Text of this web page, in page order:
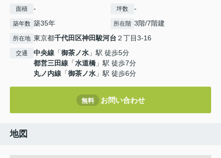
面積 - 坪数 -
築年数 築35年 所在階 3階/7階建
所在地 東京都千代田区神田駿河台 ２丁目3-16
交通 中央線 「御茶ノ水 」駅 徒歩5分
都営三田線 「水道橋 」駅 徒歩7分
丸ノ内線 「御茶ノ水 」駅 徒歩6分
無料 お問い合わせ
地図